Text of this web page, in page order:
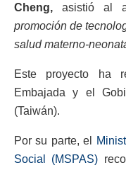
Cheng, asistió al
promoción de
salud materno-
Este proyecto ha
Embajada y el
(Taiwán).
Por su parte, el
Social (MSPAS)